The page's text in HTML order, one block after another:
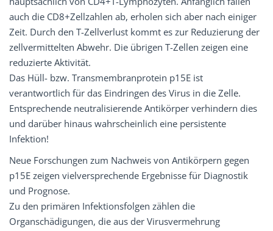
auch die CD8+Zellzahlen ab, erholen sich aber nach einiger
Zeit. Durch den T-Zellverlust kommt es zur Reduzierung der
zellvermittelten Abwehr. Die übrigen T-Zellen zeigen eine
reduzierte Aktivität.
Das Hüll- bzw. Transmembranprotein p15E ist
verantwortlich für das Eindringen des Virus in die Zelle.
Entsprechende neutralisierende Antikörper verhindern dies
und darüber hinaus wahrscheinlich eine persistente
Infektion!
Neue Forschungen zum Nachweis von Antikörpern gegen
p15E zeigen vielversprechende Ergebnisse für Diagnostik
und Prognose.
Zu den primären Infektionsfolgen zählen die
Organschädigungen, die aus der Virusvermehrung